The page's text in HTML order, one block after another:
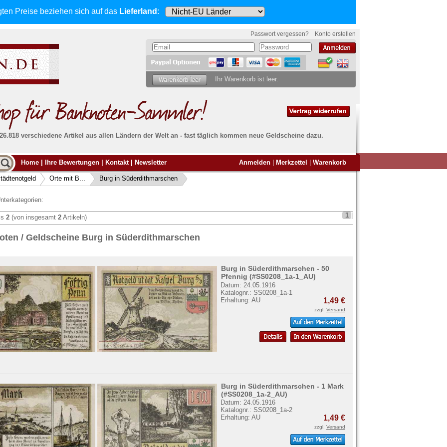
Preise beziehen sich auf das Lieferland :
Passwort vergessen? Konto erstellen
Ihr Warenkorb ist leer.
verschiedene Artikel aus allen Ländern der Welt an - fast täglich kommen neue Geldscheine dazu.
Alle Lieferungen, auch ins Ausland, werden
von uns voll versichert. Sie habenkein Risiko
falls die Sendung verloren geht oder beschädigt
wird.
Absolute Zuverlässigkeit:
Banknoten
Möchten Sie Banknoten
verkaufen?
Siehier.
Home Ihre Bewertungen Kontakt Newsletter Anmelden Merkzettel Warenkorb
Orte mit B... Burg in Süderdithmarschen
2 (von insgesamt 2 Artikeln) 1
/ Geldscheine Burg in Süderdithmarschen
Burg in Süderdithmarschen - 50
Pfennig (#SS0208_1a-1_AU)
Datum: 24.05.1916
Katalognr.: SS0208_1a-1
Erhaltung: AU
1,49 €
zzgl. Versand
Burg in Süderdithmarschen - 1 Mark
(#SS0208_1a-2_AU)
Datum: 24.05.1916
Katalognr.: SS0208_1a-2
Erhaltung: AU
1,49 €
zzgl. Versand